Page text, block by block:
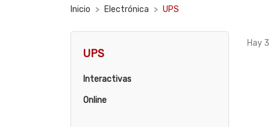
Inicio Electrónica UPS
UPS
Interactivas
Online
Hay